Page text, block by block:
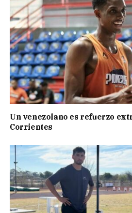
Un venezolano es refuerzo
Corrientes